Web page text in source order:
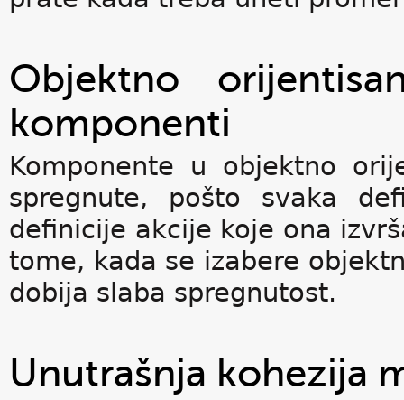
Objektno
komponenti
Komponente u objektno
spregnute, pošto svaka
definicije akcije koje ona
tome, kada se izabere
dobija slaba spregnutost.
Unutrašnja kohezija